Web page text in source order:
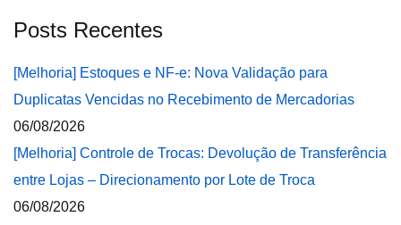
Posts Recentes
[Melhoria] Estoques e NF-e: Nova Validação para
Duplicatas Vencidas no Recebimento de Mercadorias
06/08/2026
[Melhoria] Controle de Trocas: Devolução de Transferência
entre Lojas – Direcionamento por Lote de Troca
06/08/2026